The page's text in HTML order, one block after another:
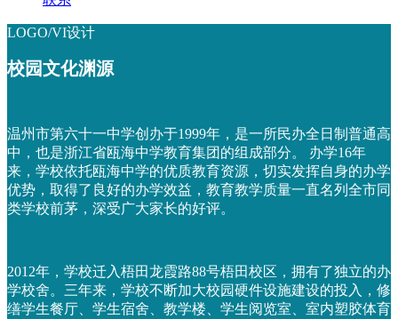
LOGO/VI设计
校园文化渊源
温州市第六十一中学创办于1999年，是一所民办全日制普通高
中，也是浙江省瓯海中学教育集团的组成部分。 办学16年
来，学校依托瓯海中学的优质教育资源，切实发挥自身的办学
优势，取得了良好的办学效益，教育教学质量一直名列全市同
类学校前茅，深受广大家长的好评。
2012年，学校迁入梧田龙霞路88号梧田校区，拥有了独立的办
学校舍。三年来，学校不断加大校园硬件设施建设的投入，修
缮学生餐厅、学生宿舍、教学楼、学生阅览室、室内塑胶体育